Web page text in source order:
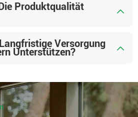
Produktqualität
Versorgung
Unterstützen?